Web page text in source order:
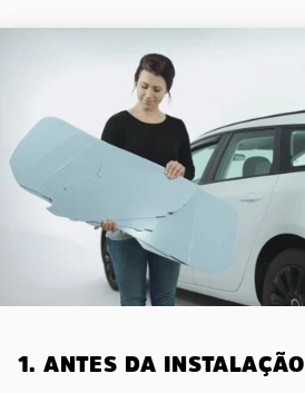
1. ANTES DA INSTALAÇÃO